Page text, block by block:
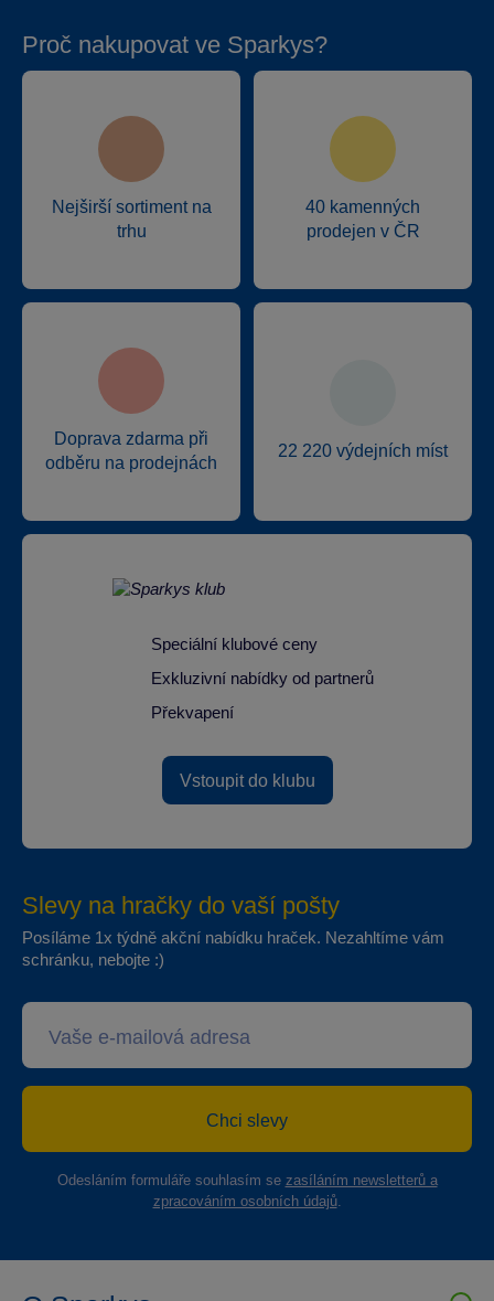
Proč nakupovat ve Sparkys?
Nejširší sortiment na
trhu
40 kamenných
prodejen v ČR
Doprava zdarma při
odběru na prodejnách
22 220 výdejních míst
Speciální klubové ceny
Exkluzivní nabídky od partnerů
Překvapení
Vstoupit do klubu
Slevy na hračky do vaší pošty
Posíláme 1x týdně akční nabídku hraček. Nezahltíme vám
schránku, nebojte :)
Chci slevy
Odesláním formuláře souhlasím se zasíláním newsletterů a
zpracováním osobních údajů.